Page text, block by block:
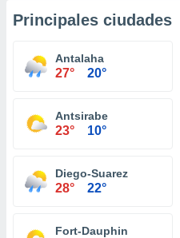
Principales ciudades
Antalaha
27° 20°
Antsirabe
23° 10°
Diego-Suarez
28° 22°
Fort-Dauphin